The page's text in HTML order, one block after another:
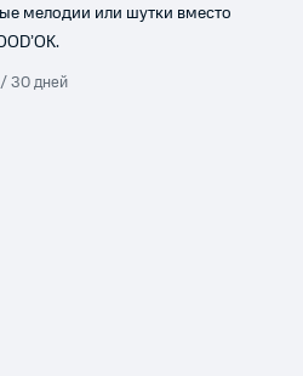
мелодии или шутки вместо
30 дней